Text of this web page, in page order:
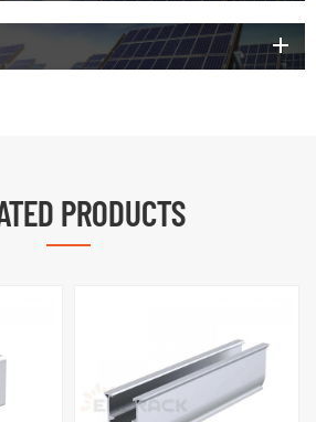
PRODUCTS